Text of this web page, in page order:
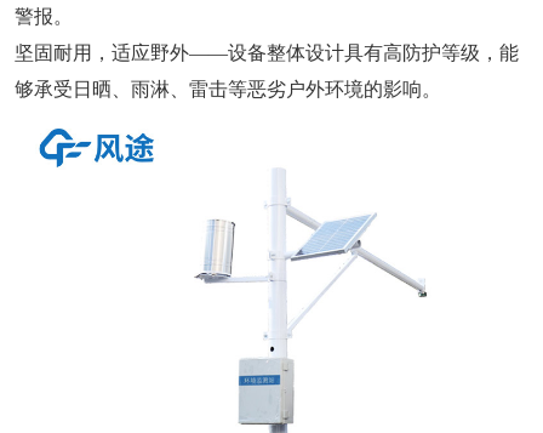
警报。
坚固耐用，适应野外——设备整体设计具有高防护等级，能
够承受日晒、雨淋、雷击等恶劣户外环境的影响。